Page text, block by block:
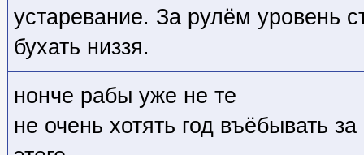
устаревание. За рулём уровень
бухать низзя.
нонче рабы уже не те
не очень хотять год въёбывать